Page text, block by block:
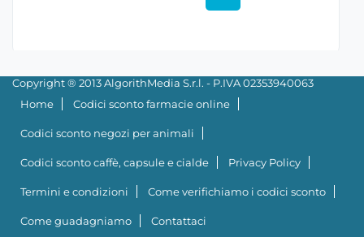
Copyright ® 2013 AlgorithMedia S.r.l. - P.IVA 02353940063
Home
Codici sconto farmacie online
Codici sconto negozi per animali
Codici sconto caffè, capsule e cialde Privacy Policy
Termini e condizioni Come verifichiamo i codici sconto
Come guadagniamo Contattaci